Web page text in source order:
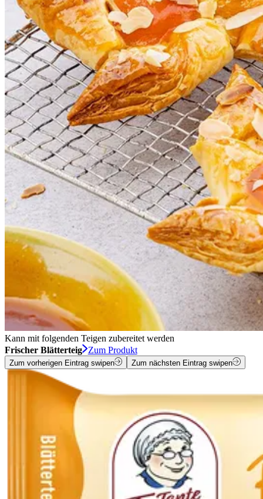
Kann mit folgenden Teigen zubereitet werden
Frischer Blätterteig
Zum Produkt
Zum vorherigen Eintrag swipen Zum nächsten Eintrag swipen